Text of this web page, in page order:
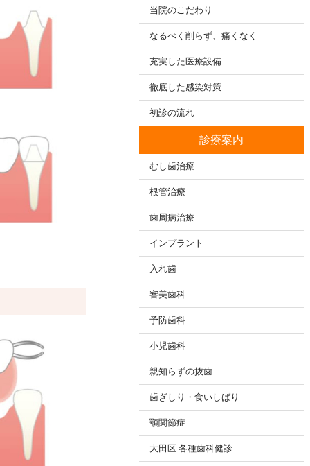
当院のこだわり
なるべく削らず、痛くなく
充実した医療設備
徹底した感染対策
初診の流れ
診療案内
むし歯治療
根管治療
歯周病治療
インプラント
入れ歯
審美歯科
予防歯科
小児歯科
親知らずの抜歯
歯ぎしり・食いしばり
顎関節症
大田区 各種歯科健診